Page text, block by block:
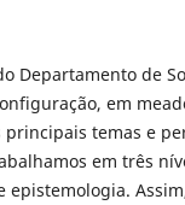
Departamento de
em
temas e
em três